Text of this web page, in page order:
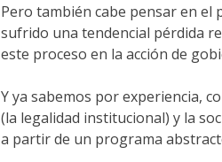
Pero también cabe pensar en
sufrido una tendencial pérdida
este proceso en la acción de
Y ya sabemos por experiencia,
(la legalidad institucional) y la
a partir de un programa